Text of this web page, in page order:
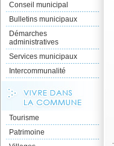
Conseil municipal
Bulletins municipaux
Démarches
administratives
Services municipaux
Intercommunalité
Tourisme
Patrimoine